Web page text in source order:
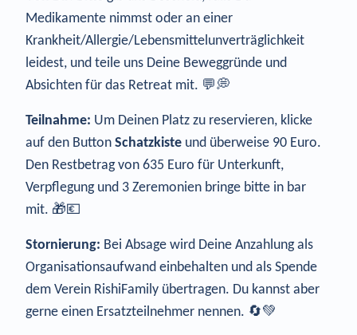
Medikamente nimmst oder an einer
Krankheit/Allergie/Lebensmittelunverträglichkeit
leidest, und teile uns Deine Beweggründe und
Absichten für das Retreat mit. 💬💭
Teilnahme: Um Deinen Platz zu reservieren, klicke
auf den Button Schatzkiste und überweise 90 Euro.
Den Restbetrag von 635 Euro für Unterkunft,
Verpflegung und 3 Zeremonien bringe bitte in bar
mit. 🎁💶
Stornierung: Bei Absage wird Deine Anzahlung als
Organisationsaufwand einbehalten und als Spende
dem Verein RishiFamily übertragen. Du kannst aber
gerne einen Ersatzteilnehmer nennen. 🔄💚